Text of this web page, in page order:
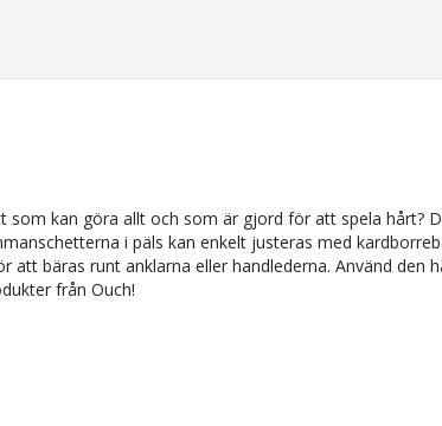
som kan göra allt och som är gjord för att spela hårt?
i päls kan enkelt justeras med
att bäras runt anklarna eller handlederna. Använd den
från Ouch!